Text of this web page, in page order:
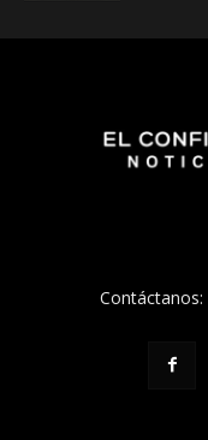
Contáctanos: